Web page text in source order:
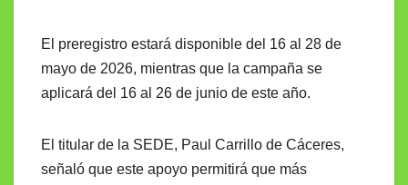
El preregistro estará disponible del 16 al 28 de
mayo de 2026, mientras que la campaña se
aplicará del 16 al 26 de junio de este año.
El titular de la SEDE, Paul Carrillo de Cáceres,
señaló que este apoyo permitirá que más